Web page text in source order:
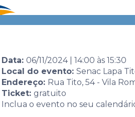
Eventos Por
Agenda de
eventos
Evento
Data: 06/11/2024| 14:00 às 15:30
Local do evento: Senac Lapa
Endereço: Rua Tito, 54 - Vila
Ticket: gratuito
Inclua o evento no seu